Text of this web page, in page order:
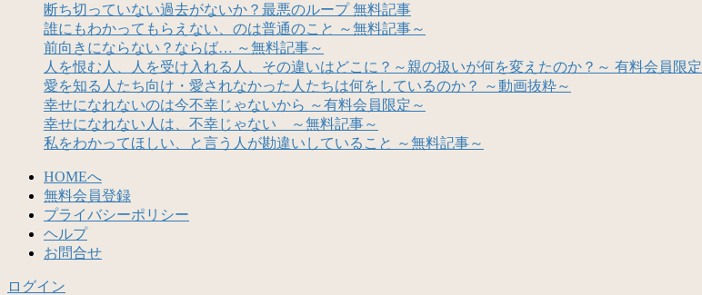
断ち切っていない過去がないか？最悪のループ 無料記事
誰にもわかってもらえない、のは普通のこと ～無料記事～
前向きにならない？ならば… ～無料記事～
人を恨む人、人を受け入れる人、その違いはどこに？～親の扱いが何を変えたのか？～ 有料会員限定
愛を知る人たち向け・愛されなかった人たちは何をしているのか？ ～動画抜粋～
幸せになれないのは今不幸じゃないから ～有料会員限定～
幸せになれない人は、不幸じゃない ～無料記事～
私をわかってほしい、と言う人が勘違いしていること ～無料記事～
HOMEへ
無料会員登録
プライバシーポリシー
ヘルプ
お問合せ
ログイン